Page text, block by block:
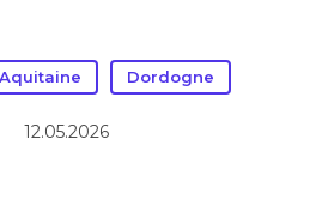
Dordogne
12.05.2026